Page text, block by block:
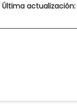
Última actualización: